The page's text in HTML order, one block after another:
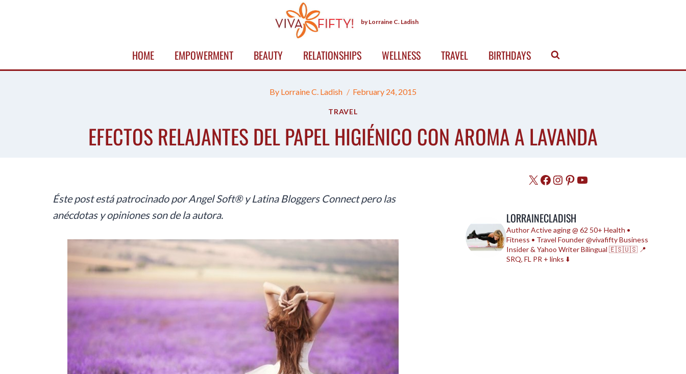
by Lorraine C. Ladish
HOME EMPOWERMENT BEAUTY RELATIONSHIPS WELLNESS TRAVEL BIRTHDAYS
By Lorraine C. Ladish February 24, 2015
TRAVEL
EFECTOS RELAJANTES DEL PAPEL HIGIÉNICO CON AROMA A LAVANDA
Éste post está patrocinado porAngel Soft®y Latina Bloggers Connect pero las
anécdotas y opiniones son de la autora.
X Facebook
Instagram
Pinterest
YouTube
LORRAINECLADISH
AuthorActive aging @ 62 50+ Health •
Fitness • TravelFounder @vivafiftyBusiness
Insider & Yahoo WriterBilingual 🇪🇸🇺🇸 📍
SRQ, FL PR + links ⬇️